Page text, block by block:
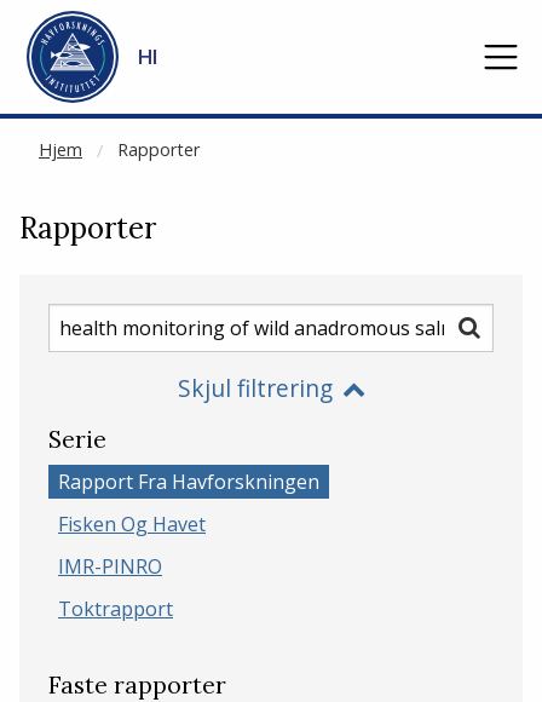
Gå til hovedinnhold
HI
Hjem Rapporter
NOT CACHED
Rapporter
Søk
etter
Søk
Skjul filtrering
Serie
Rapport Fra Havforskningen
Fisken Og Havet
IMR-PINRO
Toktrapport
Faste rapporter